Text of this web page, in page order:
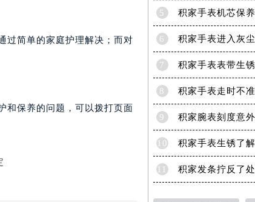
）
过简单的家庭护理解决；而对
和保养的问题，可以拨打页面
5
6
7
8
9
10
11